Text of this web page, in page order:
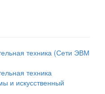
техника (Сети ЭВМ
техника
и искусственный